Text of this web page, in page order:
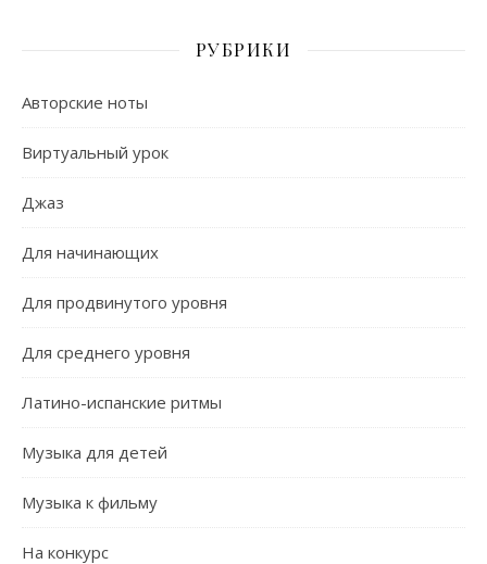
РУБРИКИ
Авторские ноты
Виртуальный урок
Джаз
Для начинающих
Для продвинутого уровня
Для среднего уровня
Латино-испанские ритмы
Музыка для детей
Музыка к фильму
На конкурс